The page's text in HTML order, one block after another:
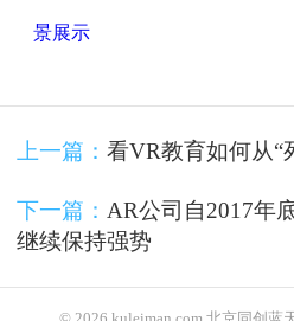
景展示
上一篇： 看VR教育如何从“
下一篇： AR公司自2017年
继续保持强势